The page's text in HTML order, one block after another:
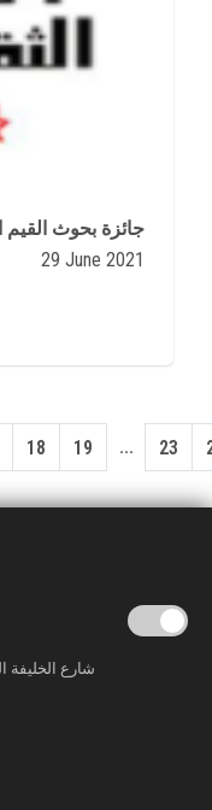
29 June 2021
18 19 ... 23
شارع الخليفة